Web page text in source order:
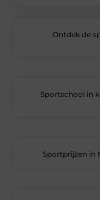
Ontdek de
Sportschool in
Sportprijzen in